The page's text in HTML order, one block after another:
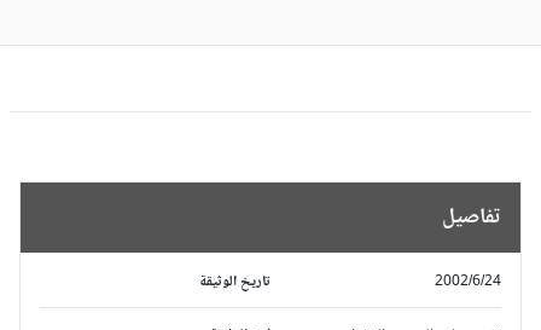
تفاصيل
تاريخ الوثيقة 2002/6/24